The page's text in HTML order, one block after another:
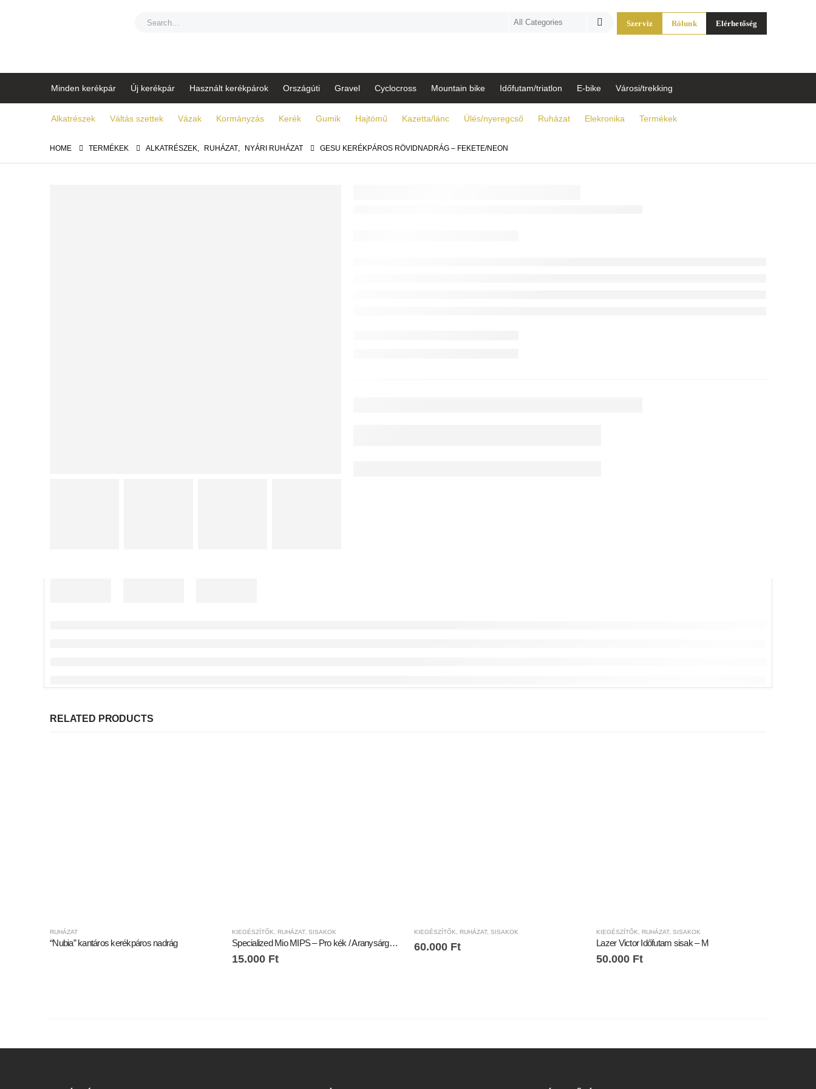
Szerviz Rólunk Elérhetőség
Minden kerékpár Új kerékpár Használt kerékpárok Országúti Gravel Cyclocross Mountain bike Időfutam/triatlon E-bike Városi/trekking
Alkatrészek Váltás szettek Vázak Kormányzás Kerék Gumik Hajtómű Kazetta/lánc Ülés/nyeregcső Ruházat Elekronika Termékek
HOME TERMÉKEK ALKATRÉSZEK, RUHÁZAT, NYÁRI RUHÁZAT GESU KERÉKPÁROS RÖVIDNADRÁG – FEKETE/NEON
RELATED PRODUCTS
RUHÁZAT
“Nubia” kantáros kerékpáros nadrág
KIEGÉSZÍTŐK RUHÁZAT, SISAKOK
Specialized Mio MIPS – Pro kék / Aranysárga (Geo)
15.000 Ft
KIEGÉSZÍTŐK RUHÁZAT, SISAKOK
60.000 Ft
KIEGÉSZÍTŐK RUHÁZAT, SISAKOK
Lazer Victor Időfutam sisak – M
50.000 Ft